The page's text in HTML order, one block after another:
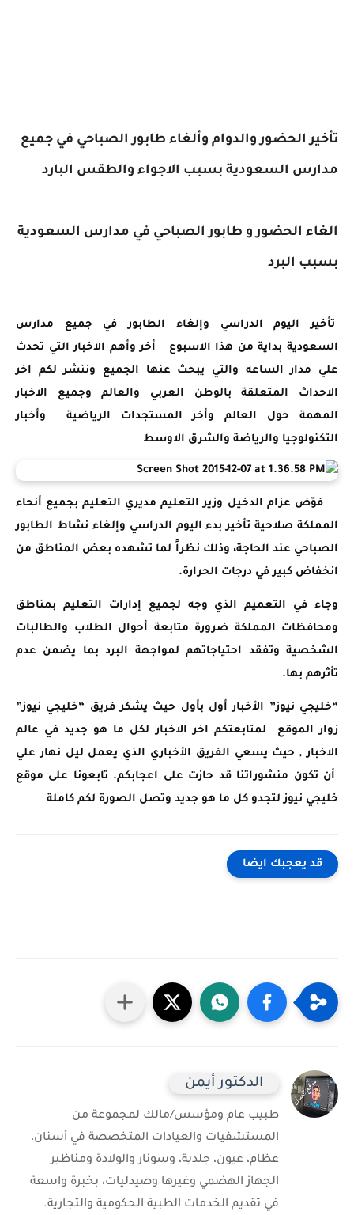
تأخير الحضور والدوام وألغاء طابور الصباحي في جميع
مدارس السعودية بسبب الاجواء والطقس البارد
الغاء الحضور و طابور الصباحي في مدارس السعودية
بسبب البرد
تأخير اليوم الدراسي وإلغاء الطابور في جميع مدارس
السعودية بداية من هذا الاسبوع أخر وأهم الاخبار التي تحدث
علي مدار الساعه والتي يبحث عنها الجميع وننشر لكم اخر
الاحداث المتعلقة بالوطن العربي والعالم وجميع الاخبار
المهمة حول العالم وأخر المستجدات الرياضية وأخبار
التكنولوجيا والرياضة والشرق الاوسط
فوّض عزام الدخيل وزير التعليم مديري التعليم بجميع أنحاء
المملكة صلاحية تأخير بدء اليوم الدراسي وإلغاء نشاط الطابور
الصباحي عند الحاجة، وذلك نظراً لما تشهده بعض المناطق من
انخفاض كبير في درجات الحرارة.
وجاء في التعميم الذي وجه لجميع إدارات التعليم بمناطق
ومحافظات المملكة ضرورة متابعة أحوال الطلاب والطالبات
الشخصية وتفقد احتياجاتهم لمواجهة البرد بما يضمن عدم
تأثرهم بها.
“خليجي نيوز” الأخبار أول بأول حيث يشكر فريق “خليجي نيوز”
زوار الموقع لمتابعتكم اخر الاخبار لكل ما هو جديد في عالم
الاخبار , حيث يسعي الفريق الأخباري الذي يعمل ليل نهار علي
أن تكون منشوراتنا قد حازت على اعجابكم. تابعونا على موقع
خليجي نيوز لتجدو كل ما هو جديد وتصل الصورة لكم كاملة
قد يعجبك ايضا
الدكتور أيمن
طبيب عام ومؤسس/مالك لمجموعة من
المستشفيات والعيادات المتخصصة في أسنان،
عظام، عيون، جلدية، وسونار والولادة ومناظير
الجهاز الهضمي وغيرها وصيدليات، بخبرة واسعة
في تقديم الخدمات الطبية الحكومية والتجارية.